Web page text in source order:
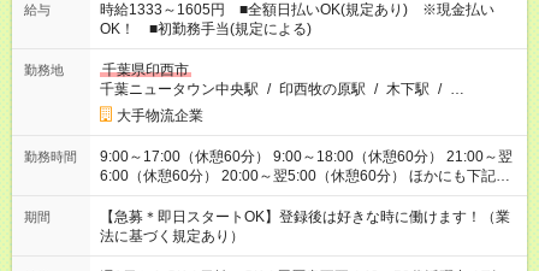
給与
時給1333～1605円 ■全額日払いOK(規定あり) ※現金払い
OK！ ■初勤務手当(規定による)
勤務地
千葉県印西市
千葉ニュータウン中央駅 / 印西牧の原駅 / 木下駅 / …
大手物流企業
勤務時間
9:00～17:00（休憩60分） 9:00～18:00（休憩60分） 21:00～翌
6:00（休憩60分） 20:00～翌5:00（休憩60分） ほかにも下記の
シフトあり！ ■10:00～18:00 ■12:00～21:00 ■15:00～21:00
■17:00～21:00 ■22:00～翌6:00 など ※お仕事、勤務地により
勤務時間帯は異なります
期間
【急募＊即日スタートOK】登録後は好きな時に働けます！（業
法に基づく規定あり）